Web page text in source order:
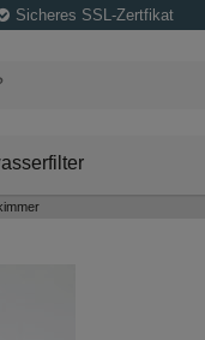
Sicheres SSL-Zertfikat